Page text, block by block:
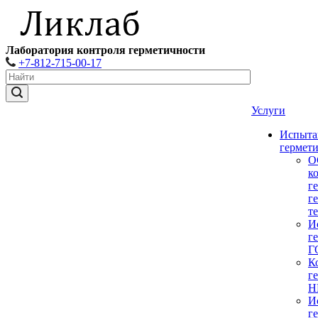
Лаборатория контроля герметичности
+7-812-715-00-17
Услуги